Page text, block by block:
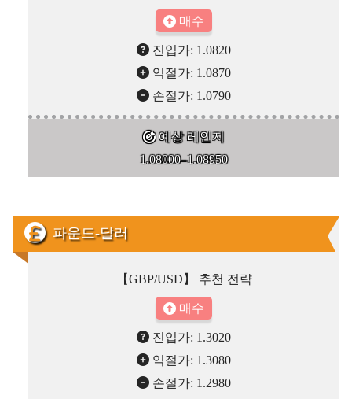
매수
진입가: 1.0820
익절가: 1.0870
손절가: 1.0790
예상 레인지
1.08000–1.08950
파운드-달러
【GBP/USD】 추천 전략
매수
진입가: 1.3020
익절가: 1.3080
손절가: 1.2980